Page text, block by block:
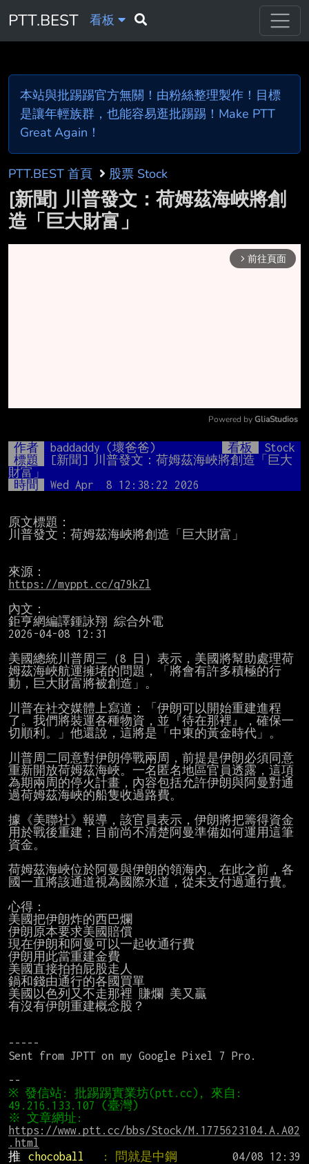
PTT.BEST 看板
本站與批踢踢官方無關！由粉絲整理製作！目標
是讓年輕族群，也能容易逛批踢踢！Make PTT
Great Again！
PTT.BEST 首頁 股票 Stock
[新聞] 川普發文：荷姆茲海峽將創
造「巨大財富」
arrow_forward_ios 前往頁面
Mute
Powered by GliaStudios
作者 baddaddy (壞爸爸) 看板
Stock
標題
[新聞] 川普發文：荷姆茲海峽將創造「巨大
財富」
時間
Wed Apr  8 12:38:22 2026
原文標題：
川普發文：荷姆茲海峽將創造「巨大財富」
https://myppt.cc/q79kZl
內文：
鉅亨網編譯鍾詠翔 綜合外電
2026-04-08 12:31
美國總統川普周三（8 日）表示，美國將幫助處理荷
姆茲海峽航運擁堵的問題，「將會有許多積極的行
動，巨大財富將被創造」。
川普在社交媒體上寫道：「伊朗可以開始重建進程
了。我們將裝運各種物資，並『待在那裡』，確保一
切順利。」他還說，這將是「中東的黃金時代」。
川普周二同意對伊朗停戰兩周，前提是伊朗必須同意
重新開放荷姆茲海峽。一名匿名地區官員透露，這項
為期兩周的停火計畫，內容包括允許伊朗與阿曼對通
過荷姆茲海峽的船隻收過路費。
據《美聯社》報導，該官員表示，伊朗將把籌得資金
用於戰後重建；目前尚不清楚阿曼準備如何運用這筆
資金。
荷姆茲海峽位於阿曼與伊朗的領海內。在此之前，各
國一直將該通道視為國際水道，從未支付過通行費。
心得：
美國把伊朗炸的西巴爛
伊朗原本要求美國賠償
現在伊朗和阿曼可以一起收通行費
伊朗用此當重建金費
美國直接拍拍屁股走人
鍋和錢由通行的各國買單
美國以色列又不走那裡 賺爛 美又贏
有沒有伊朗重建概念股？
-----
Sent from JPTT on my Google Pixel 7 Pro.
※ 發信站: 批踢踢實業坊(ptt.cc), 來自:
https://www.ptt.cc/bbs/Stock/M.1775623104.A.A02
.html
推
chocoball : 問就是中鋼